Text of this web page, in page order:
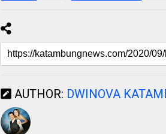
AUTHOR: DWINOVA